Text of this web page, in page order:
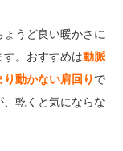
うど良い暖かさに
。おすすめは動脈
動かない肩回り で
乾くと気にならな